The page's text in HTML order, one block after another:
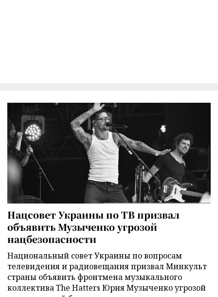
Нацсовет Украины по ТВ призвал
объявить Музыченко угрозой
нацбезопасности
Национальный совет Украины по вопросам
телевидения и радиовещания призвал Минкульт
страны объявить фронтмена музыкального
коллектива The Hatters Юрия Музыченко угрозой